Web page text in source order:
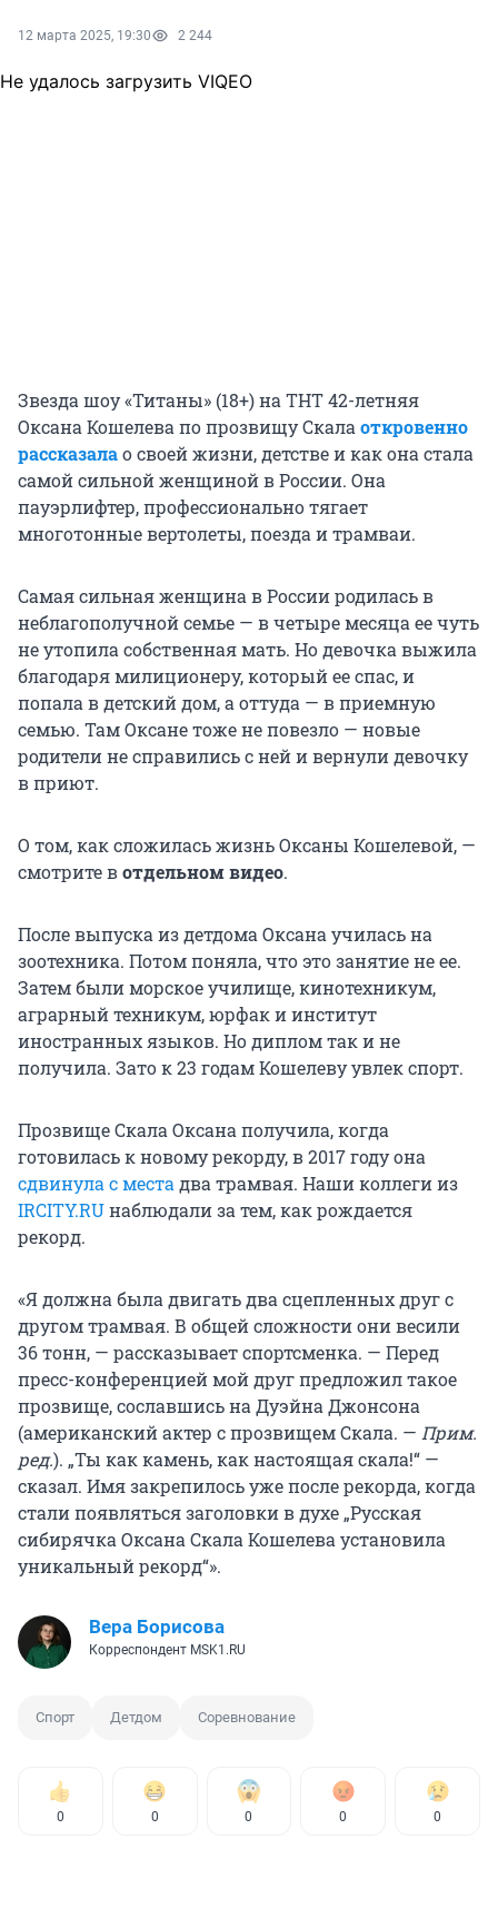
12 марта 2025, 19:30 2 244
Не удалось загрузить VIQEO
Звезда шоу «Титаны» (18+) на ТНТ 42-летняя
Оксана Кошелева по прозвищу Скала откровенно
рассказалао своей жизни, детстве и как она стала
самой сильной женщиной в России. Она
пауэрлифтер, профессионально тягает
многотонные вертолеты, поезда и трамваи.
Самая сильная женщина в России родилась в
неблагополучной семье — в четыре месяца ее чуть
не утопила собственная мать. Но девочка выжила
благодаря милиционеру, который ее спас, и
попала в детский дом, а оттуда — в приемную
семью. Там Оксане тоже не повезло — новые
родители не справились с ней и вернули девочку
в приют.
О том, как сложилась жизнь Оксаны Кошелевой, —
смотрите вотдельном видео.
После выпуска из детдома Оксана училась на
зоотехника. Потом поняла, что это занятие не ее.
Затем были морское училище, кинотехникум,
аграрный техникум, юрфак и институт
иностранных языков. Но диплом так и не
получила. Зато к 23 годам Кошелеву увлек спорт.
Прозвище Скала Оксана получила, когда
готовилась к новому рекорду, в 2017 году она
сдвинула с места два трамвая. Наши коллеги из
IRCITY.RUнаблюдали за тем, как рождается
рекорд.
«Я должна была двигать два сцепленных друг с
другом трамвая. В общей сложности они весили
36 тонн, — рассказывает спортсменка. — Перед
пресс-конференцией мой друг предложил такое
прозвище, сославшись на Дуэйна Джонсона
(американский актер с прозвищем Скала. — Прим.
ред.). „Ты как камень, как настоящая скала!“ —
сказал. Имя закрепилось уже после рекорда, когда
стали появляться заголовки в духе „Русская
сибирячка Оксана Скала Кошелева установила
уникальный рекорд“».
Вера Борисова
Корреспондент MSK1.RU
Спорт Детдом Соревнование
0 0 0 0 0